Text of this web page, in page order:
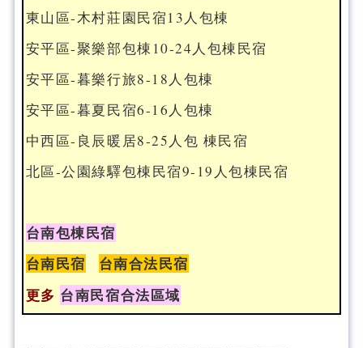
東山區-木村莊園民宿13人包棟
安平區-聚樂部包棟10-24人包棟民宿
安平區-暮樂行旅8-18人包棟
安平區-暮夏民宿6-16人包棟
中西區-良辰暖居8-25人包 棟民宿
北區-公園綠驛包棟民宿9-19人包棟民宿
台南包棟民宿
台南民宿
台南合法民宿
更多 台南民宿合法區域